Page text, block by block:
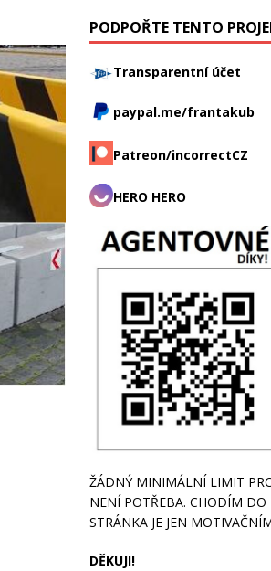
PODPOŘTE TENTO
Transparentní účet
paypal.me/frantakub
Patreon/incorrectCZ
HERO HERO
ŽÁDNÝ MINIMÁLNÍ LIMIT
NENÍ POTŘEBA. CHODÍM DO
STRÁNKA JE JEN
DĚKUJI!